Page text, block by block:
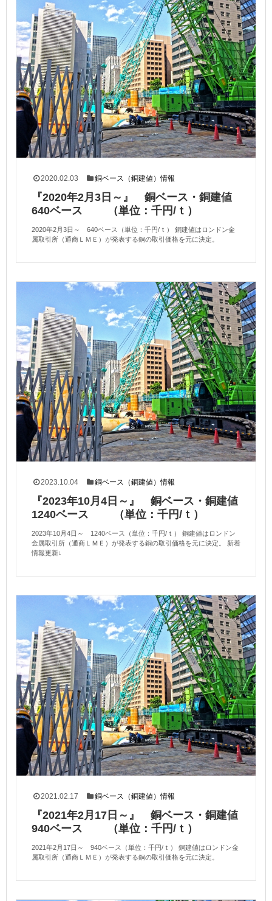
2020.02.03 銅ベース（銅建値）情報
『2020年2月3日～』 銅ベース・銅建値
640ベース （単位：千円/ｔ）
2020年2月3日～ 640ベース（単位：千円/ｔ） 銅建値はロンドン金
属取引所（通商ＬＭＥ）が発表する銅の取引価格を元に決定。
2023.10.04 銅ベース（銅建値）情報
『2023年10月4日～』 銅ベース・銅建値
1240ベース （単位：千円/ｔ）
2023年10月4日～ 1240ベース（単位：千円/ｔ） 銅建値はロンドン
金属取引所（通商ＬＭＥ）が発表する銅の取引価格を元に決定。 新着
情報更新↓
2021.02.17 銅ベース（銅建値）情報
『2021年2月17日～』 銅ベース・銅建値
940ベース （単位：千円/ｔ）
2021年2月17日～ 940ベース（単位：千円/ｔ） 銅建値はロンドン金
属取引所（通商ＬＭＥ）が発表する銅の取引価格を元に決定。